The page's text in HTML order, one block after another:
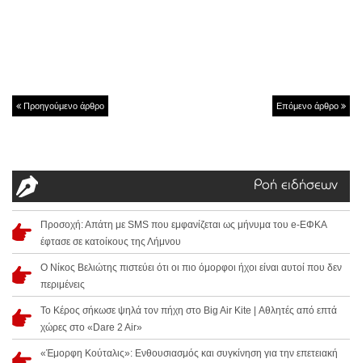
Προηγούμενο άρθρο Επόμενο άρθρο
Ροή ειδήσεων
Προσοχή: Απάτη με SMS που εμφανίζεται ως μήνυμα του e-ΕΦΚΑ
έφτασε σε κατοίκους της Λήμνου
Ο Νίκος Βελιώτης πιστεύει ότι οι πιο όμορφοι ήχοι είναι αυτοί που δεν
περιμένεις
Το Κέρος σήκωσε ψηλά τον πήχη στο Big Air Kite | Αθλητές από επτά
χώρες στο «Dare 2 Air»
«Έμορφη Κούταλις»: Ενθουσιασμός και συγκίνηση για την επετειακή